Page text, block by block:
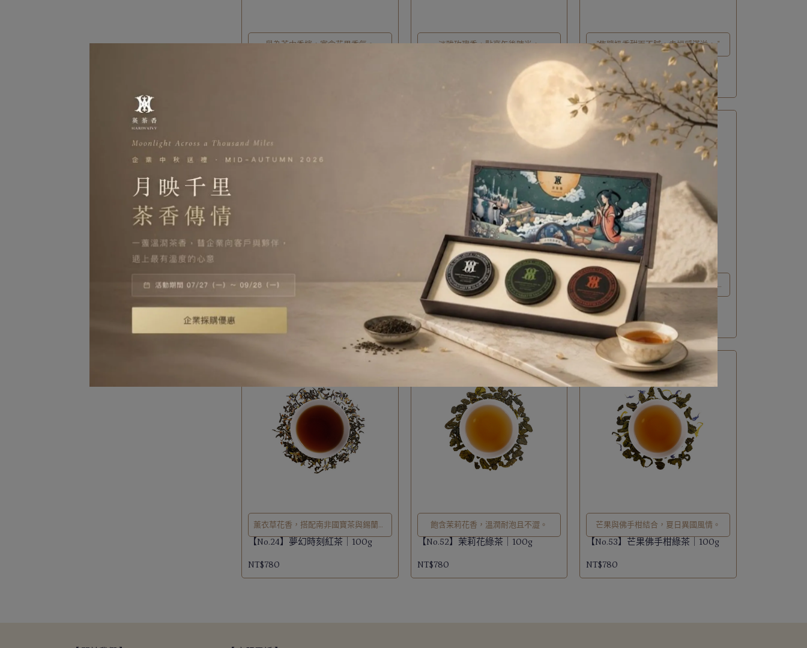
譽為茶中香檳，富含花果香氣。 淡雅玫瑰香，點亮午後時光。
【No.12】倫敦藍爵士｜100g
"焦糖奶香甜而不膩，幸福感滿溢。 "
【No.15】焦糖馬卡龍紅茶｜100g
NT$780
濃郁玫瑰與佛手柑，口感豐富平衡。
清新烏龍茶薰蒸焦糖奶香，回甘滋味令
人陶醉。
【No.201】牛奶烏龍茶｜100g
NT$780
錫蘭紅茶結合玫瑰與白桃，多層次的華
【No.22】蜜桃玫瑰紅茶｜100g
NT$780
薰衣草花香，搭配南非國寶茶與錫蘭，
療癒放鬆的午茶時刻。
【No.24】夢幻時刻紅茶｜100g
NT$780
飽含茉莉花香，溫潤耐泡且不澀。
【No.52】茉莉花綠茶｜100g
NT$780
芒果與佛手柑結合，夏日異國風情。
【No.53】芒果佛手柑綠茶｜100g
NT$780